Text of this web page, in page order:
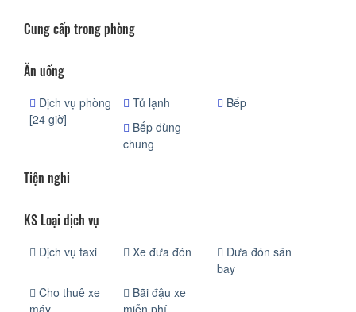
Cung cấp trong phòng
Ăn uống
Dịch vụ phòng
[24 giờ]
Tủ lạnh
Bếp
Bếp dùng
chung
Tiện nghi
KS Loại dịch vụ
Dịch vụ taxi Xe đưa đón
Đưa đón sân
bay
Cho thuê xe
Bãi đậu xe